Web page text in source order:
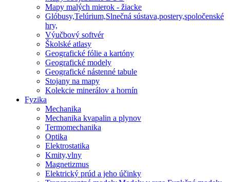
Mapy malých mierok - žiacke
Glóbusy,Telúrium,Slnečná sústava,postery,spoločenské
hry,
Výučbový softvér
Školské atlasy
Geografické fólie a kartóny
Geografické modely
Geografické nástenné tabule
Stojany na mapy
Kolekcie minerálov a hornín
Fyzika
Mechanika
Mechanika kvapalin a plynov
Termomechanika
Optika
Elektrostatika
Kmity,vlny
Magnetizmus
Elektrický prúd a jeho účinky